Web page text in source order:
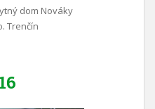
dom Nováky
Trenčín